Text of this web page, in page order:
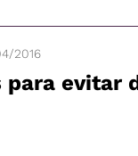
2016
para evitar